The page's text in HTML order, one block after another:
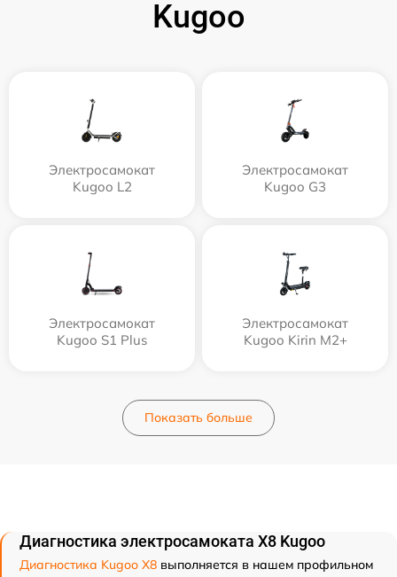
Kugoo
Электросамокат
Kugoo L2
Электросамокат
Kugoo G3
Электросамокат
Kugoo S1 Plus
Электросамокат
Kugoo Kirin M2+
Показать больше
Диагностика электросамоката X8 Kugoo
Диагностика Kugoo X8 выполняется в нашем профильном